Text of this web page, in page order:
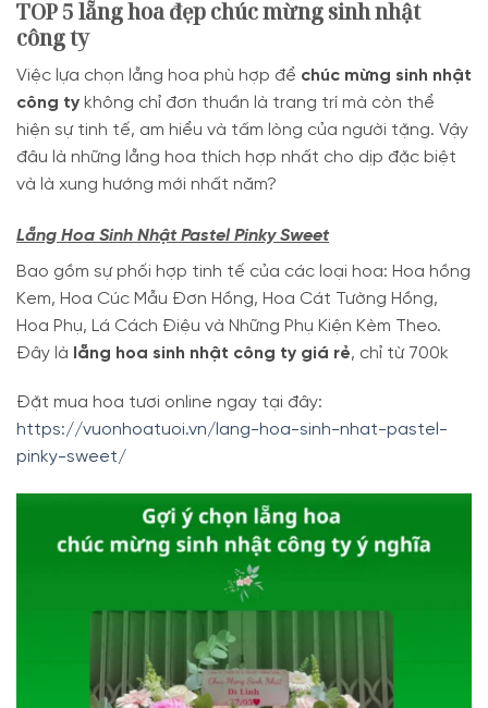
TOP 5 lẵng hoa đẹp chúc mừng sinh nhật
công ty
Việc lựa chọn lẵng hoa phù hợp để chúc mừng sinh nhật
công ty không chỉ đơn thuần là trang trí mà còn thể
hiện sự tinh tế, am hiểu và tấm lòng của người tặng. Vậy
đâu là những lẵng hoa thích hợp nhất cho dịp đặc biệt
và là xung hướng mới nhất năm?
Lẵng Hoa Sinh Nhật Pastel Pinky Sweet
Bao gồm sự phối hợp tinh tế của các loại hoa: Hoa hồng
Kem, Hoa Cúc Mẫu Đơn Hồng, Hoa Cát Tường Hồng,
Hoa Phụ, Lá Cách Điệu và Những Phụ Kiện Kèm Theo.
Đây là lẵng hoa sinh nhật công ty giá rẻ, chỉ từ 700k
Đặt mua hoa tươi online ngay tại đây:
https://vuonhoatuoi.vn/lang-hoa-sinh-nhat-pastel-
pinky-sweet/